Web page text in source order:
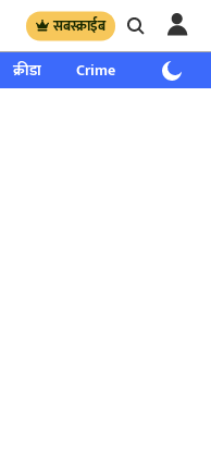
सबस्क्राईब
क्रीडा Crime साप्ताहिक